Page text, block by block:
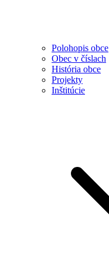
Polohopis obce
Obec v číslach
História obce
Projekty
Inštitúcie